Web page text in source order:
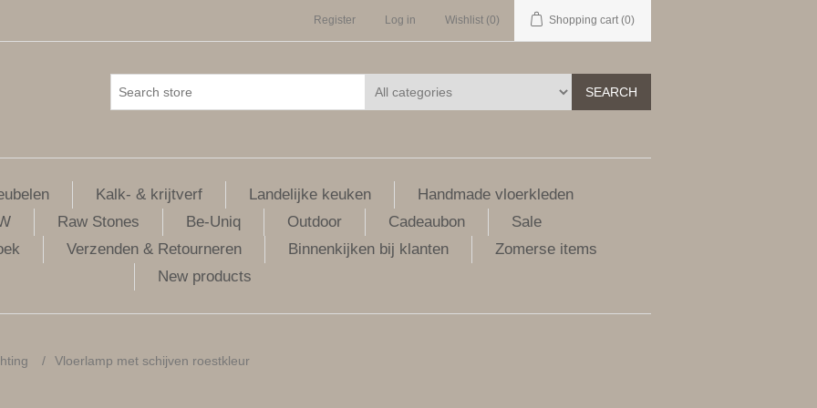
Register Log in Wishlist (0) Shopping cart (0)
SEARCH
Kalk- & krijtverf Landelijke keuken
Handmade vloerkleden
Raw Stones Be-Uniq Outdoor Cadeaubon
Sale
Verzenden & Retourneren Binnenkijken bij klanten
Zomerse items
New products
/ Vloerlamp met schijven roestkleur